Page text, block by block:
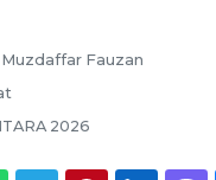
Fauzan
2026